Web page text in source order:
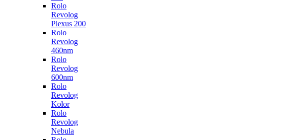
Rolo
Revolog
Plexus 200
Rolo
Revolog
460nm
Rolo
Revolog
600nm
Rolo
Revolog
Kolor
Rolo
Revolog
Nebula